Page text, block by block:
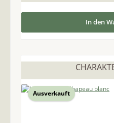
In den
Ausverkauft